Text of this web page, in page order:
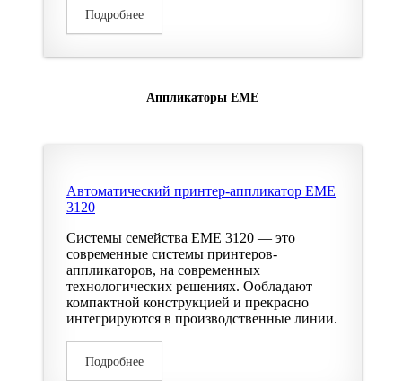
Подробнее
Аппликаторы EME
Автоматический принтер-аппликатор EME
3120
Системы семейства EME 3120 — это
современные системы принтеров-
аппликаторов, на современных
технологических решениях. Ообладают
компактной конструкцией и прекрасно
интегрируются в производственные линии.
Подробнее